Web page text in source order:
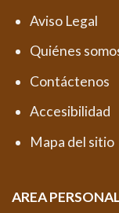
Aviso Legal
Quiénes
Contáctenos
Accesibilidad
Mapa del sitio
AREA